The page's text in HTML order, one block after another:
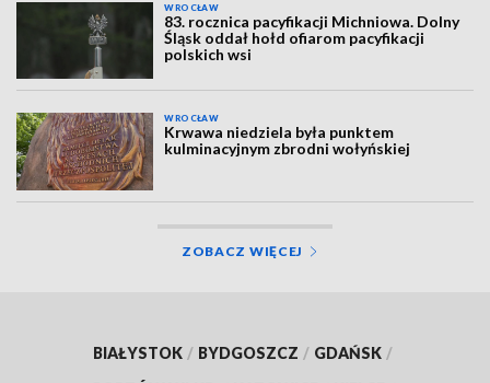
WROCŁAW
83. rocznica pacyfikacji Michniowa. Dolny
Śląsk oddał hołd ofiarom pacyfikacji
polskich wsi
WROCŁAW
Krwawa niedziela była punktem
kulminacyjnym zbrodni wołyńskiej
ZOBACZ WIĘCEJ
BIAŁYSTOK / BYDGOSZCZ / GDAŃSK /